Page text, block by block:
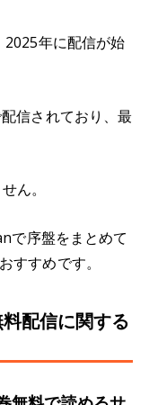
年に配信が始
信されており、最
ん。
で序盤をまとめて
すすめです。
配信に関する